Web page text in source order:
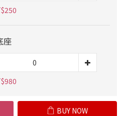
座
BUY NOW